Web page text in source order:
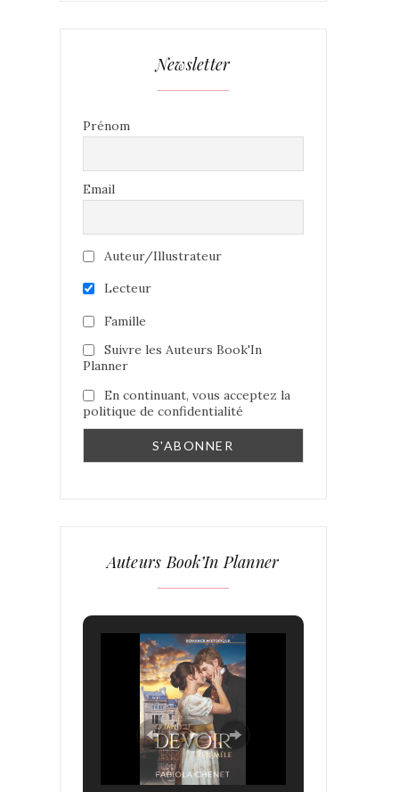
Newsletter
Prénom
Email
Auteur/Illustrateur
Lecteur
Famille
Suivre les Auteurs Book'In
Planner
En continuant, vous acceptez la
politique de confidentialité
Auteurs Book’In Planner